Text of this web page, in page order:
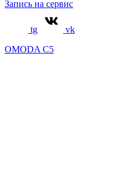
Запись на сервис
tg
vk
OMODA C5